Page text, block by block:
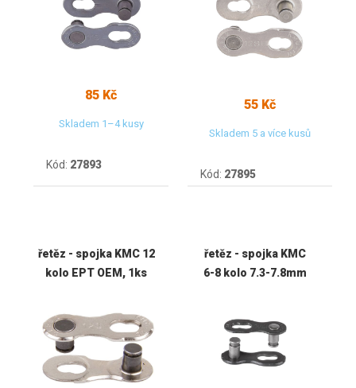
85 Kč
Skladem 1–4 kusy
Kód: 27893
55 Kč
Skladem 5 a více kusů
Kód: 27895
řetěz - spojka KMC 12
kolo EPT OEM, 1ks
řetěz - spojka KMC
6-8 kolo 7.3-7.8mm